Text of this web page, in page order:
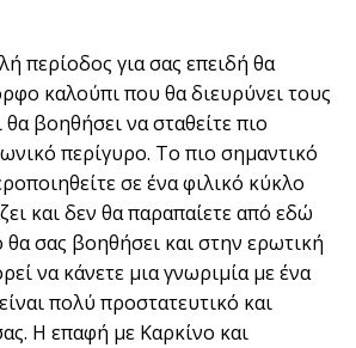
περίοδος για σας επειδή θα
καλούπι που θα διευρύνει τους
θα βοηθήσει να σταθείτε πιο
περίγυρο. Το πιο σημαντικό
σε ένα φιλικό κύκλο
και δεν θα παραπαίετε από εδώ
θα σας βοηθήσει και στην ερωτική
να κάνετε μια γνωριμία με ένα
πολύ προστατευτικό και
Η επαφή με Καρκίνο και